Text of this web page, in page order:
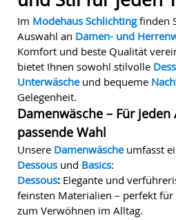
Im Modehaus Schlichtingfinden
Auswahl an Damen- und
Komfort und beste Qualität
bietet Ihnen sowohl stilvolle
Unterwäscheund bequeme
Gelegenheit.
Damenwäsche – Für jeden
passende Wahl
Unsere Damenwäscheumfasst
Dessous und Basics:
Dessous: Elegante und
feinsten Materialien – perfekt
zum Verwöhnen im Alltag.